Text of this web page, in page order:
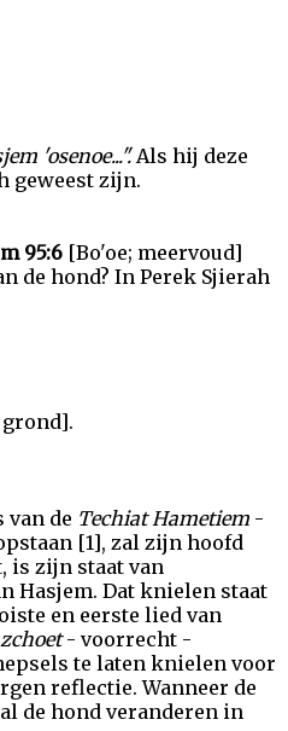
'osenoe...".Als hij deze
geweest zijn.
95:6 [Bo'oe; meervoud]
de hond? In Perek Sjierah
van de Techiat Hametiem -
[1], zal zijn hoofd
is zijn staat van
Hasjem. Dat knielen staat
en eerste lied van
zchoet- voorrecht -
te laten knielen voor
reflectie. Wanneer de
de hond veranderen in